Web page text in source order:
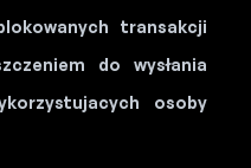
transakcji
do wysłania
osoby